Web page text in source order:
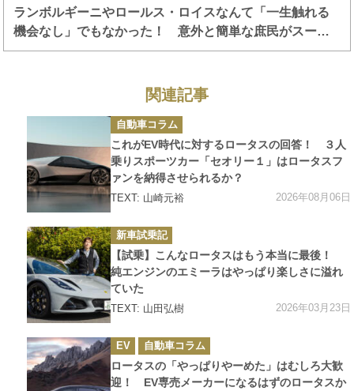
ランボルギーニやロールス・ロイスなんて「一生触れる
機会なし」でもなかった！ 意外と簡単な庶民がスーパ
ーカーを運転する方法
関連記事
カ
テ
ゴ
リ
ー
自動車コラム
これがEV時代に対するロータスの回答！ ３人
乗りスポーツカー「セオリー１」はロータスフ
ァンを納得させられるか？
TEXT: 山崎元裕 2026年08月06日
カ
テ
ゴ
リ
ー
新車試乗記
【試乗】こんなロータスはもう本当に最後！
純エンジンのエミーラはやっぱり楽しさに溢れ
ていた
TEXT: 山田弘樹 2026年03月23日
カ
テ
ゴ
リ
ー
EV 自動車コラム
ロータスの「やっぱりやーめた」はむしろ大歓
迎！ EV専売メーカーになるはずのロータスか